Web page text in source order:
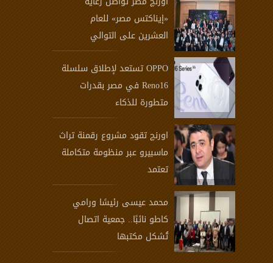
«إيناكتس مصر» للعام
العشرين على التوالي
OPPO تستعد لإطلاق سلسلة
Reno16 في مصر بقدرات
متطورة للذكاء
اورنچ تقود مشروع رقمنة تراث
ماسبيرو عبر منظومة متكاملة
تعتمد
محمد عيسى رئيسًا ورامي
كاطو نائبًا.. جمعية اتصال
تُشكل مكتبها